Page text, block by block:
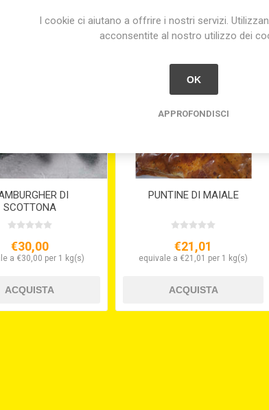
DI
SCOTTONA
€30,00
a €30,00 per 1 kg(s)
PUNTINE DI MAIALE
€21,01
equivale a €21,01 per 1 kg(s)
I cookie ci aiutano a offrire i nostri servizi.
acconsentite al nostro utilizzo dei
OK
APPROFONDISCI